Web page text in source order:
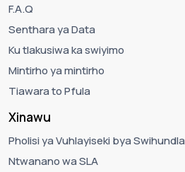
F.A.Q
Senthara ya Data
Ku tlakusiwa ka swiyimo
Mintirho ya mintirho
Tiawara to Pfula
Xinawu
Pholisi ya Vuhlayiseki bya Swihundla
Ntwanano wa SLA